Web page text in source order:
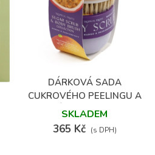
DÁRKOVÁ SADA
CUKROVÉHO PEELINGU A
KARTÁČKU – MANGO &
PASSIONFRUIT
SKLADEM
365 Kč (s DPH)